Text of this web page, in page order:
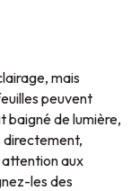
mais
peuvent
baigné de lumière,
directement,
aux
les des